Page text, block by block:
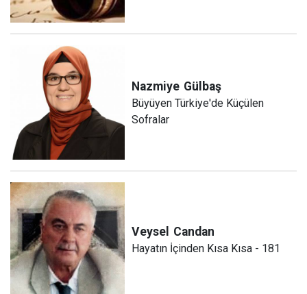
Nazmiye Gülbaş
Büyüyen Türkiye'de Küçülen
Sofralar
Veysel Candan
Hayatın İçinden Kısa Kısa - 181